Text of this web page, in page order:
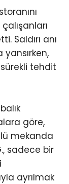
Saldırı anı
tehdit
göre,
mekanda
sadece bir
ayrılmak